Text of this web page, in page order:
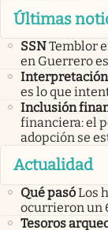
Últimas
SSNTemblor
en Guerrero
Interpretación
es lo que
Inclusión
financiera: el
adopción se
Actualidad
Qué pasóLos
ocurrieron un
Tesoros